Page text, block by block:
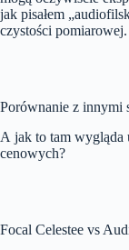
jak pisałem
czystości
Porównanie z innymi
A jak to tam wygląda
cenowych?
Focal Celestee vs